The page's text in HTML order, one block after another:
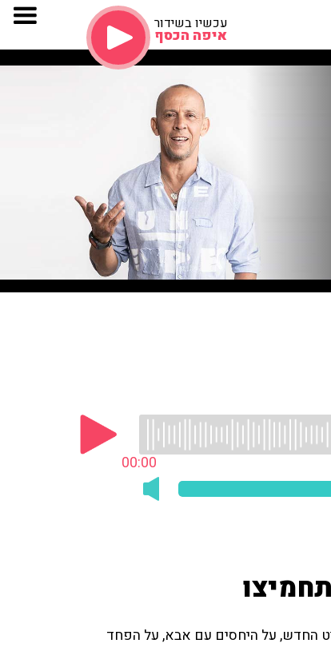
עכשיו בשידור
איפה הכסף
00:00
החדש, על היחסים עם אבא, על הפחד